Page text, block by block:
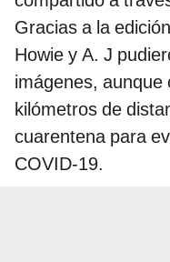
Gracias a la
Howie y A. J
imágenes, aunque
kilómetros de
cuarentena para
COVID-19.